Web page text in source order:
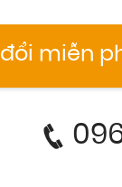
đổi miễn